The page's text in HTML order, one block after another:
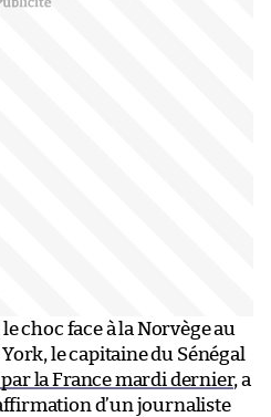
choc face à la Norvège au
le capitaine du Sénégal
la France mardi dernier, a
d’un journaliste